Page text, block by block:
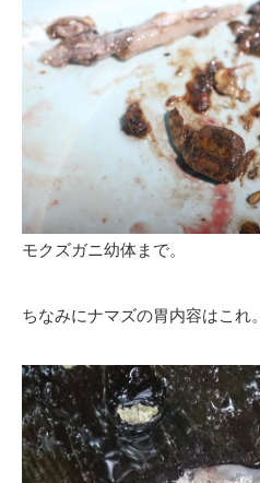
モクズガニ幼体まで。
ちなみにナマズの胃内容はこれ。